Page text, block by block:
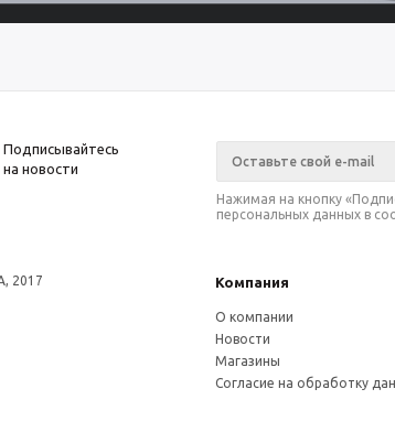
Подписывайтесь
на новости
Нажимая на кнопку
персональных данных в
2017 Компания
О компании
Новости
Магазины
Согласие на обработку